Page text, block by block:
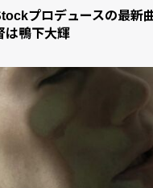
プロデュースの最新
鴨下大輝